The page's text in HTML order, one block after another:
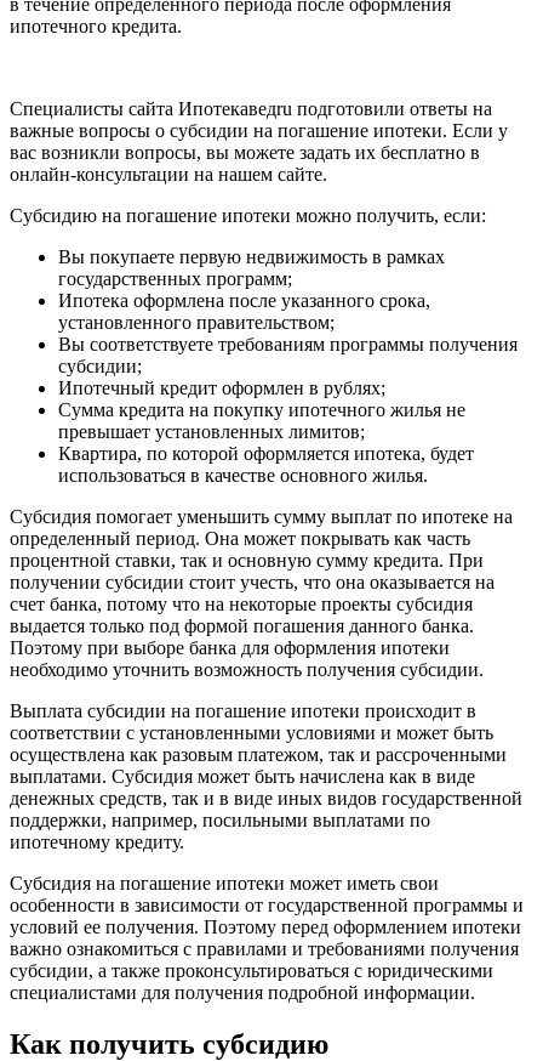
ипотечного кредита.
Специалисты сайта Ипотекаведru подготовили ответы на
важные вопросы о субсидии на погашение ипотеки. Если у
вас возникли вопросы, вы можете задать их бесплатно в
онлайн-консультации на нашем сайте.
Субсидию на погашение ипотеки можно получить, если:
Вы покупаете первую недвижимость в рамках
государственных программ;
Ипотека оформлена после указанного срока,
установленного правительством;
Вы соответствуете требованиям программы получения
субсидии;
Ипотечный кредит оформлен в рублях;
Сумма кредита на покупку ипотечного жилья не
превышает установленных лимитов;
Квартира, по которой оформляется ипотека, будет
использоваться в качестве основного жилья.
Субсидия помогает уменьшить сумму выплат по ипотеке на
определенный период. Она может покрывать как часть
процентной ставки, так и основную сумму кредита. При
получении субсидии стоит учесть, что она оказывается на
счет банка, потому что на некоторые проекты субсидия
выдается только под формой погашения данного банка.
Поэтому при выборе банка для оформления ипотеки
необходимо уточнить возможность получения субсидии.
Выплата субсидии на погашение ипотеки происходит в
соответствии с установленными условиями и может быть
осуществлена как разовым платежом, так и рассроченными
выплатами. Субсидия может быть начислена как в виде
денежных средств, так и в виде иных видов государственной
поддержки, например, посильными выплатами по
ипотечному кредиту.
Субсидия на погашение ипотеки может иметь свои
особенности в зависимости от государственной программы и
условий ее получения. Поэтому перед оформлением ипотеки
важно ознакомиться с правилами и требованиями получения
субсидии, а также проконсультироваться с юридическими
специалистами для получения подробной информации.
Как получить субсидию